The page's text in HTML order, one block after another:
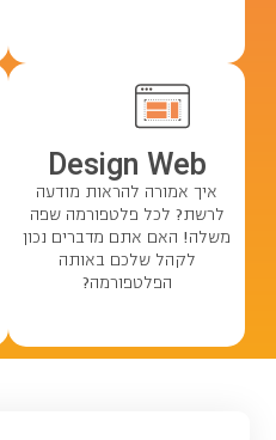
Web
Design
איך אמורה להראות מודעה
לרשת? לכל פלטפורמה שפה
משלה! האם אתם מדברים נכון
לקהל שלכם באותה
הפלטפורמה?